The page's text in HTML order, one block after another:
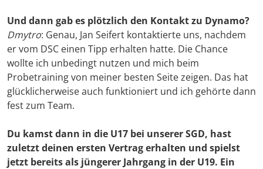
Und dann gab es plötzlich den Kontakt zu Dynamo?
Dmytro: Genau, Jan Seifert kontaktierte uns, nachdem
er vom DSC einen Tipp erhalten hatte. Die Chance
wollte ich unbedingt nutzen und mich beim
Probetraining von meiner besten Seite zeigen. Das hat
glücklicherweise auch funktioniert und ich gehörte dann
fest zum Team.
Du kamst dann in die U17 bei unserer SGD, hast
zuletzt deinen ersten Vertrag erhalten und spielst
jetzt bereits als jüngerer Jahrgang in der U19. Ein